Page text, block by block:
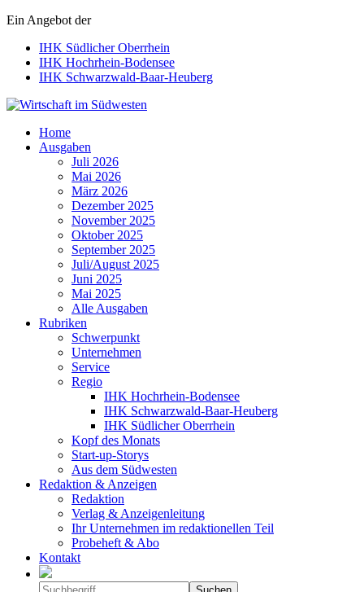
Ein Angebot der
IHK Südlicher Oberrhein
IHK Hochrhein-Bodensee
IHK Schwarzwald-Baar-Heuberg
Wirtschaft im Südwesten
Home
Ausgaben
Juli 2026
Mai 2026
März 2026
Dezember 2025
November 2025
Oktober 2025
September 2025
Juli/August 2025
Juni 2025
Mai 2025
Alle Ausgaben
Rubriken
Schwerpunkt
Unternehmen
Service
Regio
IHK Hochrhein-Bodensee
IHK Schwarzwald-Baar-Heuberg
IHK Südlicher Oberrhein
Kopf des Monats
Start-up-Storys
Aus dem Südwesten
Redaktion & Anzeigen
Redaktion
Verlag & Anzeigenleitung
Ihr Unternehmen im redaktionellen Teil
Probeheft & Abo
Kontakt